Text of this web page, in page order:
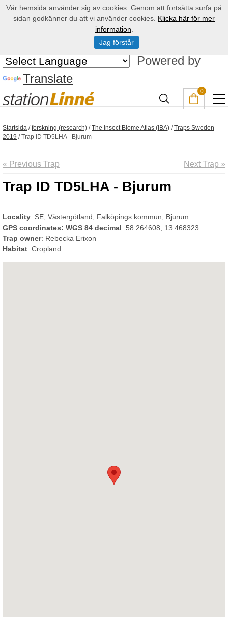
Powered by
Translate
0
Startsida /forskning (research) /The Insect Biome Atlas (IBA) /Traps Sweden
2019 /Trap ID TD5LHA - Bjurum
« Previous Trap Next Trap »
Trap ID TD5LHA - Bjurum
Locality: SE, Västergötland, Falköpings kommun, Bjurum
GPS coordinates: WGS 84 decimal: 58.264608, 13.468323
Trap owner: Rebecka Erixon
Habitat: Cropland
Vår hemsida använder sig av cookies. Genom att fortsätta surfa på
sidan godkänner du att vi använder cookies. Klicka här för mer
information
Jag förstår